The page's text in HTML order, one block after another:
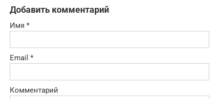
Добавить комментарий
Имя *
Email *
Комментарий